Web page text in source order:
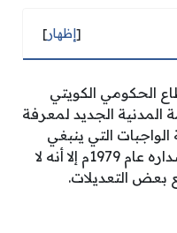
[إظهار]
الحكومي الكويتي
المدنية الجديد لمعرفة
التي ينبغي
عليهم تقديمها، وهو قانون تم إصداره عام 1979م إلا أنه لا
بعض التعديلات.